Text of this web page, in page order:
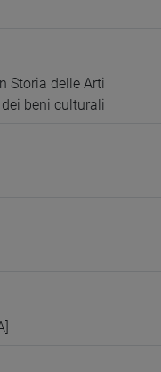
Storia delle Arti
beni culturali